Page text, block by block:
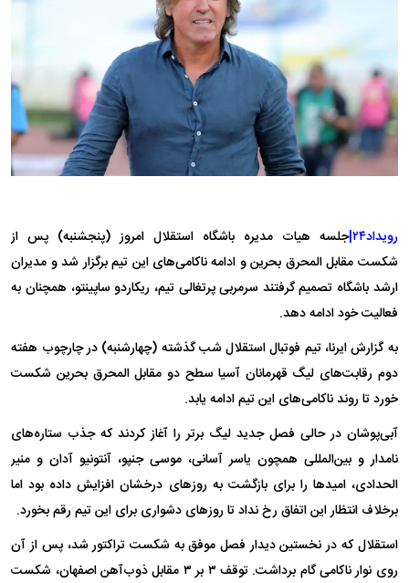
رویداد۲۴|
جلسه هیات مدیره باشگاه استقلال امروز (پنجشنبه) پس از
شکست مقابل المحرق بحرین و ادامه ناکامی‌های این تیم برگزار شد و مدیران
ارشد باشگاه تصمیم گرفتند سرمربی پرتغالی تیم، ریکاردو ساپینتو، همچنان به
فعالیت خود ادامه دهد.
به گزارش ایرنا، تیم فوتبال استقلال شب گذشته (چهارشنبه) در چارچوب هفته
دوم رقابت‌های لیگ قهرمانان آسیا سطح دو مقابل المحرق بحرین شکست
خورد تا روند ناکامی‌های این تیم ادامه یابد.
آبی‌پوشان در حالی فصل جدید لیگ برتر را آغاز کردند که جذب ستاره‌های
نامدار و بین‌المللی همچون یاسر آسانی، موسی جنپو، آنتونیو آدان و منیر
الحدادی، امیدها را برای بازگشت به روزهای درخشان افزایش داده بود اما
برخلاف انتظار این اتفاق رخ نداد تا روزهای دشواری برای این تیم رقم بخورد.
استقلال که در نخستین دیدار فصل موفق به شکست تراکتور شد، پس از آن
روی نوار ناکامی گام برداشت. توقف ۳ بر ۳ مقابل ذوب‌آهن اصفهان، شکست